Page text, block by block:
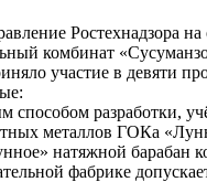
Ростехнадзора
комбинат
участие в девяти
способом разработки,
металлов ГОКа
натяжной барабан
фабрике